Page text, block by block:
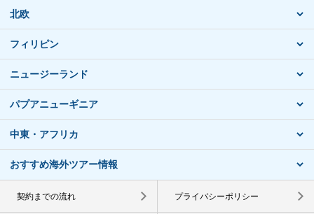
北欧
フィリピン
ニュージーランド
パプアニューギニア
中東・アフリカ
おすすめ海外ツアー情報
契約までの流れ プライバシーポリシー